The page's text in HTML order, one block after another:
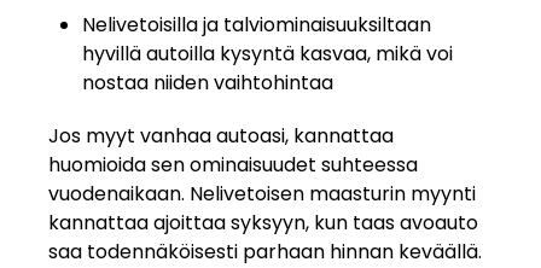
Nelivetoisilla ja talviominaisuuksiltaan
hyvillä autoilla kysyntä kasvaa, mikä voi
nostaa niiden vaihtohintaa
Jos myyt vanhaa autoasi, kannattaa
huomioida sen ominaisuudet suhteessa
vuodenaikaan. Nelivetoisen maasturin myynti
kannattaa ajoittaa syksyyn, kun taas avoauto
saa todennäköisesti parhaan hinnan keväällä.